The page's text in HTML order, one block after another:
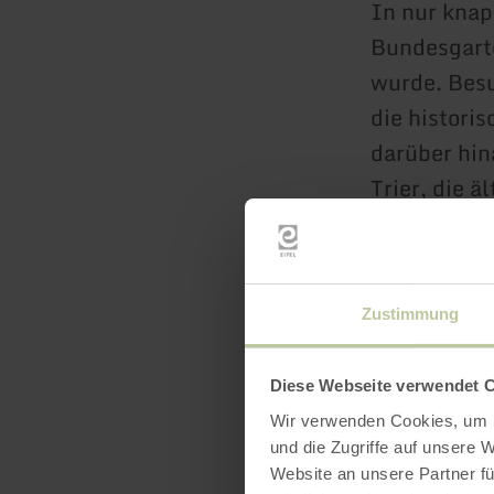
Zustimmung
Diese Webseite verwendet
Wir verwenden Cookies,
und die Zugriffe auf unsere
Website an unsere Partner
In nur
wurde.
die
darüber
Trier, die
Der
entfernt.
mehr